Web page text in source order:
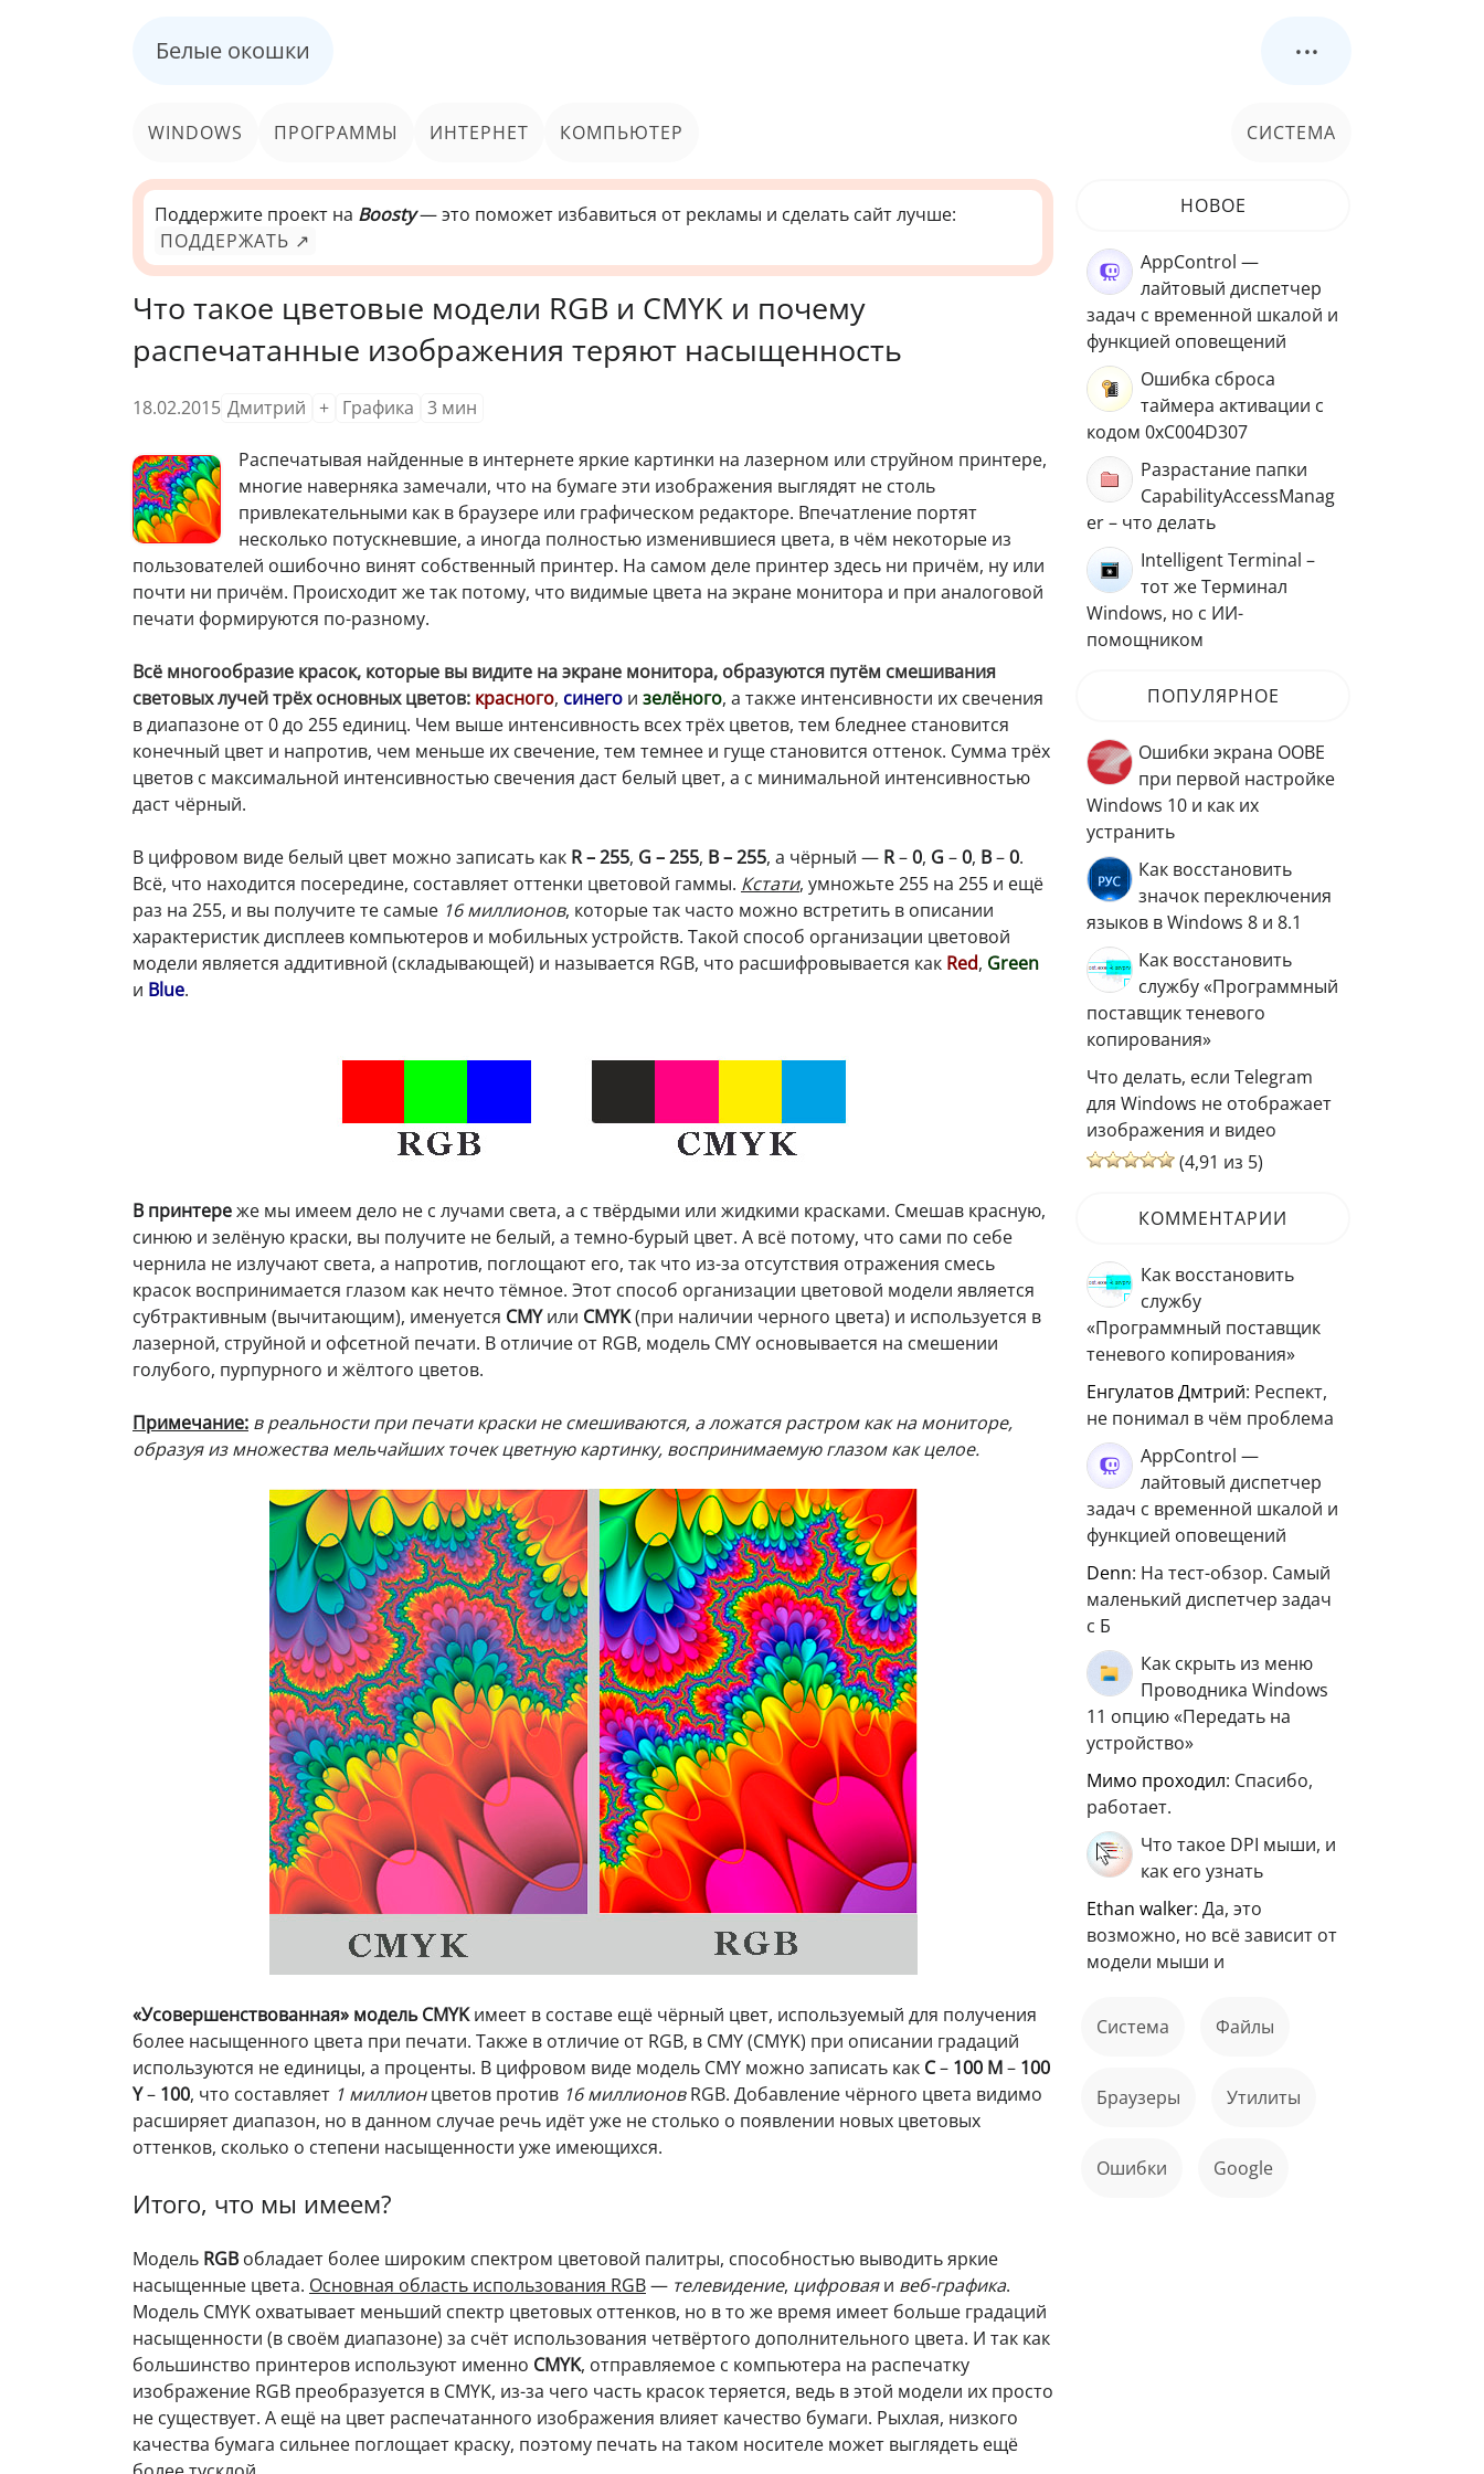
Белые окошки ...
WINDOWS ПРОГРАММЫ ИНТЕРНЕТ КОМПЬЮТЕР СИСТЕМА
Поддержите проект на Boosty— это поможет избавиться от рекламы и сделать сайт лучше:
ПОДДЕРЖАТЬ ↗
Что такое цветовые модели RGB и CMYK и почему
распечатанные изображения теряют насыщенность
18.02.2015 Дмитрий + Графика 3 мин
Распечатывая найденные в интернете яркие картинки на лазерном или струйном принтере,
многие наверняка замечали, что на бумаге эти изображения выглядят не столь
привлекательными как в браузере или графическом редакторе. Впечатление портят
несколько потускневшие, а иногда полностью изменившиеся цвета, в чём некоторые из
пользователей ошибочно винят собственный принтер. На самом деле принтер здесь ни причём, ну или
почти ни причём. Происходит же так потому, что видимые цвета на экране монитора и при аналоговой
печати формируются по-разному.
Всё многообразие красок, которые вы видите на экране монитора, образуются путём смешивания
световых лучей трёх основных цветов: красного, синего и зелёного, а также интенсивности их свечения
в диапазоне от 0 до 255 единиц. Чем выше интенсивность всех трёх цветов, тем бледнее становится
конечный цвет и напротив, чем меньше их свечение, тем темнее и гуще становится оттенок. Сумма трёх
цветов с максимальной интенсивностью свечения даст белый цвет, а с минимальной интенсивностью
даст чёрный.
В цифровом виде белый цвет можно записать как R – 255, G – 255, B – 255, а чёрный — R–0, G –0, B–0.
Всё, что находится посередине, составляет оттенки цветовой гаммы. Кстати, умножьте 255 на 255 и ещё
раз на 255, и вы получите те самые 16 миллионов, которые так часто можно встретить в описании
характеристик дисплеев компьютеров и мобильных устройств. Такой способ организации цветовой
модели является аддитивной (складывающей) и называется RGB, что расшифровывается как Red, Green
и Blue.
В принтереже мы имеем дело не с лучами света, а с твёрдыми или жидкими красками. Смешав красную,
синюю и зелёную краски, вы получите не белый, а темно-бурый цвет. А всё потому, что сами по себе
чернила не излучают света, а напротив, поглощают его, так что из-за отсутствия отражения смесь
красок воспринимается глазом как нечто тёмное. Этот способ организации цветовой модели является
субтрактивным (вычитающим), именуется CMYили CMYK(при наличии черного цвета) и используется в
лазерной, струйной и офсетной печати. В отличие от RGB, модель CMY основывается на смешении
голубого, пурпурного и жёлтого цветов.
Примечание: в реальности при печати краски не смешиваются, а ложатся растром как на мониторе,
образуя из множества мельчайших точек цветную картинку, воспринимаемую глазом как целое.
«Усовершенствованная» модель CMYKимеет в составе ещё чёрный цвет, используемый для получения
более насыщенного цвета при печати. Также в отличие от RGB, в CMY (CMYK) при описании градаций
используются не единицы, а проценты. В цифровом виде модель CMY можно записать как C– 100 M– 100
Y– 100, что составляет 1 миллионцветов против 16 миллионовRGB. Добавление чёрного цвета видимо
расширяет диапазон, но в данном случае речь идёт уже не столько о появлении новых цветовых
оттенков, сколько о степени насыщенности уже имеющихся.
Итого, что мы имеем?
Модель RGB обладает более широким спектром цветовой палитры, способностью выводить яркие
насыщенные цвета. Основная область использования RGB— телевидение, цифроваяи веб-графика.
Модель CMYK охватывает меньший спектр цветовых оттенков, но в то же время имеет больше градаций
насыщенности (в своём диапазоне) за счёт использования четвёртого дополнительного цвета. И так как
большинство принтеров используют именно CMYK, отправляемое с компьютера на распечатку
изображение RGB преобразуется в CMYK, из-за чего часть красок теряется, ведь в этой модели их просто
не существует. А ещё на цвет распечатанного изображения влияет качество бумаги. Рыхлая, низкого
качества бумага сильнее поглощает краску, поэтому печать на таком носителе может выглядеть ещё
НОВОЕ
AppControl —
лайтовый диспетчер
задач с временной шкалой и
функцией оповещений
Ошибка сброса
таймера активации с
кодом 0xC004D307
Разрастание папки
CapabilityAccessManag
er – что делать
Intelligent Terminal –
тот же Терминал
Windows, но с ИИ-
помощником
ПОПУЛЯРНОЕ
Ошибки экрана OOBE
при первой настройке
Windows 10 и как их
устранить
Как восстановить
значок переключения
языков в Windows 8 и 8.1
Как восстановить
службу «Программный
поставщик теневого
копирования»
Что делать, если Telegram
для Windows не отображает
изображения и видео
(4,91 из 5)
КОММЕНТАРИИ
Как восстановить
службу
«Программный поставщик
теневого копирования»
Енгулатов Дмтрий: Респект,
не понимал в чём проблема
AppControl —
лайтовый диспетчер
задач с временной шкалой и
функцией оповещений
Denn: На тест-обзор. Самый
маленький диспетчер задач
с Б
Как скрыть из меню
Проводника Windows
11 опцию «Передать на
устройство»
мимо проходил: Спасибо,
работает.
Что такое DPI мыши, и
как его узнать
ethan walker: Да, это
возможно, но всё зависит от
модели мыши и
Система файлы
Браузеры Утилиты
ошибки Google